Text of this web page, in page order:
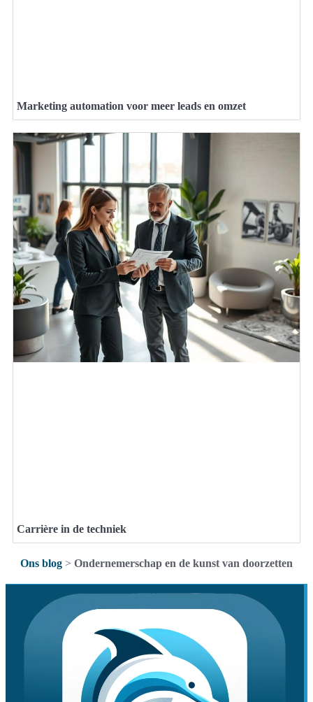
Marketing automation voor meer leads en omzet
Carrière in de techniek
Ons blog > Ondernemerschap en de kunst van doorzetten